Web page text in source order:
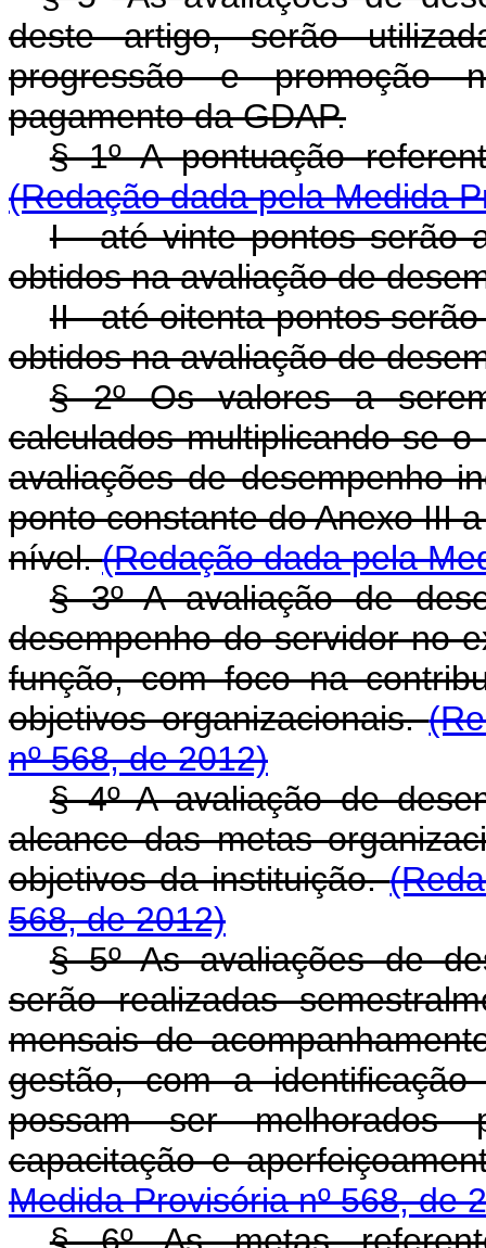
deste artigo, serão
progressão e promoção
pagamento da GDAP.
§ 1º A pontuação
(Redação dada pela Medida
I - até vinte pontos serão
obtidos na avaliação de
II - até oitenta pontos
obtidos na avaliação de
§ 2º Os valores a
calculados multiplicando-se
avaliações de desempenho
ponto constante do Anexo III
nível.(Redação dada pela
§ 3º A avaliação de
desempenho do servidor no
função, com foco na
objetivos organizacionais.
nº 568, de 2012)
§ 4º A avaliação de
alcance das metas
objetivos da instituição.
568, de 2012)
§ 5º As avaliações de
serão realizadas
mensais de
gestão, com a
possam ser
capacitação e
Medida Provisória nº 568, de
§ 6º As metas